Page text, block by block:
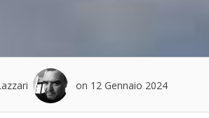
on 12 Gennaio 2024